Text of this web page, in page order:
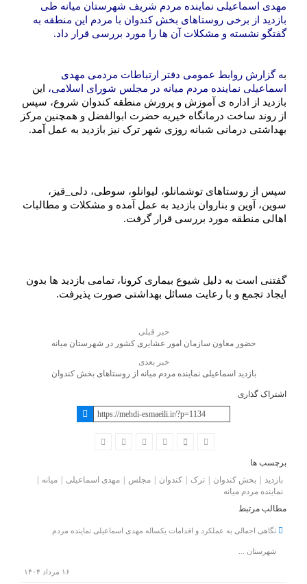
مهدی اسماعیلی نماینده مردم شریف شهرستان میانه طی
بازدید از برخی روستاهای بخش کندوان با مردم این منطقه به
گفتگو نشسته و مشکلات آن ها را مورد بررسی قرار داد.
به گزارش روابط عمومی دفتر ارتباطات مردمی مهدی
اسماعیلی نماینده مردم میانه در مجلس شورای اسلامی، این
بازدید از اداره ی آموزش و پرورش منطقه کندوان شروع، سپس
از روند ساخت درمانگاه خیریه حضرت ابوالفضل و همچنین مرکز
بهداشتی درمانی شبانه روزی شهر ترک نیز بازدید به عمل آمد.
سپس از روستاهای توشمانلو، لیوانلو، سوطی، دلی_قیز،
سوین، آوین و بناروان بازدید به عمل آمده و مشکلات و مطالبات
اهالی منطقه مورد بررسی قرار گرفت.
️گفتنی است به دلیل شیوع بیماری کرونا، تمامی بازدید ها بدون
ایجاد تجمع و با رعایت مسائل بهداشتی صورت پذیرفت.
خبر قبلی
حضور معاون سازمان امور عشایری کشور در شهرستان میانه
خبر بعدی
بازدید اسماعیلی نماینده مردم میانه از روستاهای بخش کندوان
اشتراک گذاری
برچسب ها
بازدید
بخش کندوان ترک کندوان مجلس مهدی اسماعیلی
میانه
نماینده مردم میانه
مطالب مرتبط
نگاهی اجمالی به عملکرد و اقدامات یکساله مهدی اسماعیلی نماینده مردم
شهرستان ...
۱۶ مرداد ۱۴۰۴